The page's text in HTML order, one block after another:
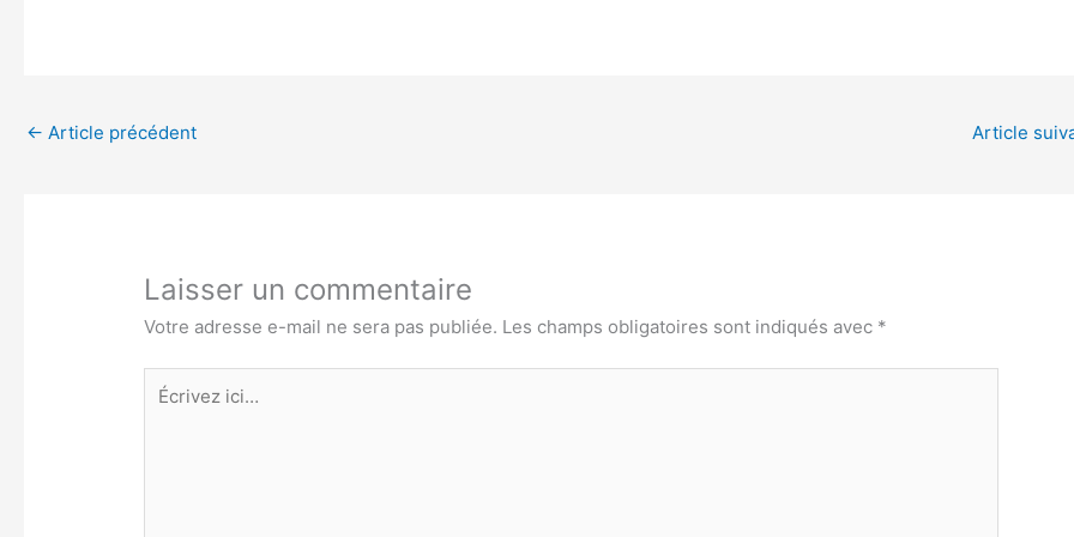
← Article précédent Article
Laisser un commentaire
Votre adresse e-mail ne sera pas publiée. Les champs obligatoires sont indiqués avec *
Écrivez
ici…